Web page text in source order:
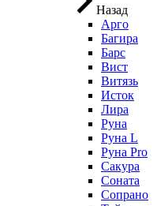
Назад
Арго
Багира
Барс
Вист
Витязь
Исток
Лира
Руна
Руна L
Руна Pro
Сакура
Соната
Сопрано